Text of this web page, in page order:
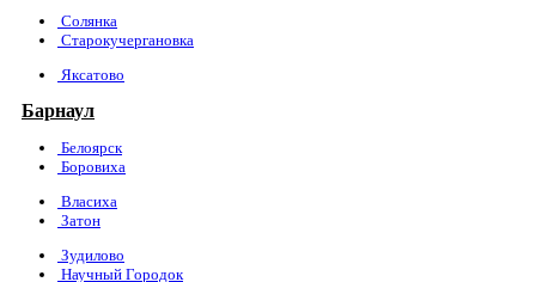
Солянка
Старокучергановка
Яксатово
Барнаул
Белоярск
Боровиха
Власиха
Затон
Зудилово
Научный Городок